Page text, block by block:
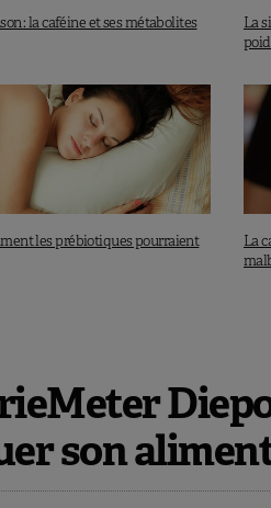
: la caféine et ses métabolites
La
les prébiotiques pourraient
La
son